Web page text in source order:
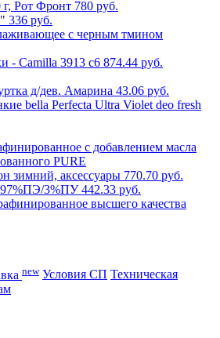
780 руб.
336 руб.
874.44 руб.
43.06 руб.
770.70 руб.
442.33 руб.
new Условия СП Техническая